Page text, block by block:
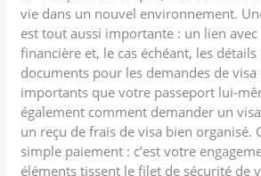
vie dans un nouvel environnement.
est tout aussi importante : un lien avec
financière et, le cas échéant, les
documents pour les demandes de
importants que votre passeport lui-
également comment demander un
un reçu de frais de visa bien organisé.
simple paiement : c’est votre
éléments tissent le filet de sécurité de